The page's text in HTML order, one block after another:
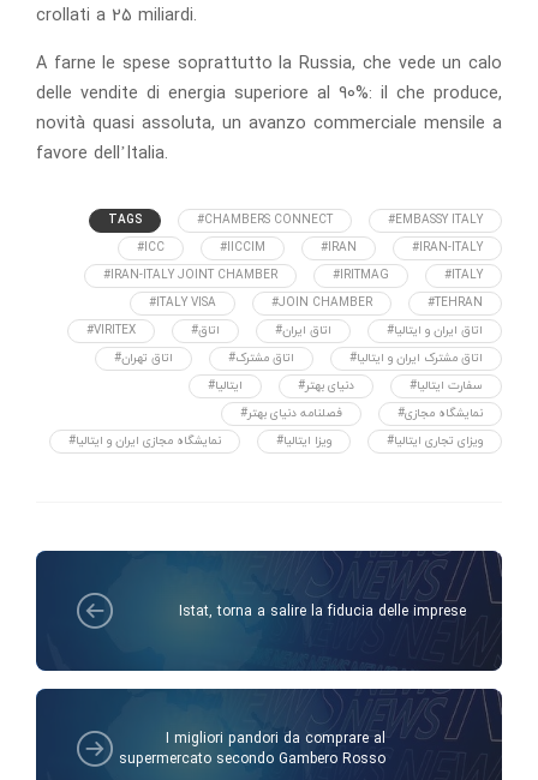
crollati a 25 miliardi.
A farne le spese soprattutto la Russia, che vede un calo
delle vendite di energia superiore al 90%: il che produce,
novità quasi assoluta, un avanzo commerciale mensile a
favore dell’Italia.
TAGS #CHAMBERS CONNECT
#EMBASSY ITALY
#ICC
#IICCIM #IRAN
#IRAN-ITALY
#IRAN-ITALY JOINT CHAMBER
#IRITMAG
#ITALY
#ITALY VISA
#JOIN CHAMBER
#TEHRAN
#VIRITEX
#اتاق #اتاق ایران
#اتاق ایران و ایتالیا
#اتاق تهران
#اتاق مشترک
#اتاق مشترک ایران و ایتالیا
#ایتالیا
#دنیای بهتر
#سفارت ایتالیا
#فصلنامه دنیای بهتر
#نمایشگاه مجازی
#نمایشگاه مجازی ایران و ایتالیا
#ویزا ایتالیا #ویزای تجاری ایتالیا
Istat, torna a salire la fiducia delle imprese
I migliori pandori da comprare al
supermercato secondo Gambero Rosso